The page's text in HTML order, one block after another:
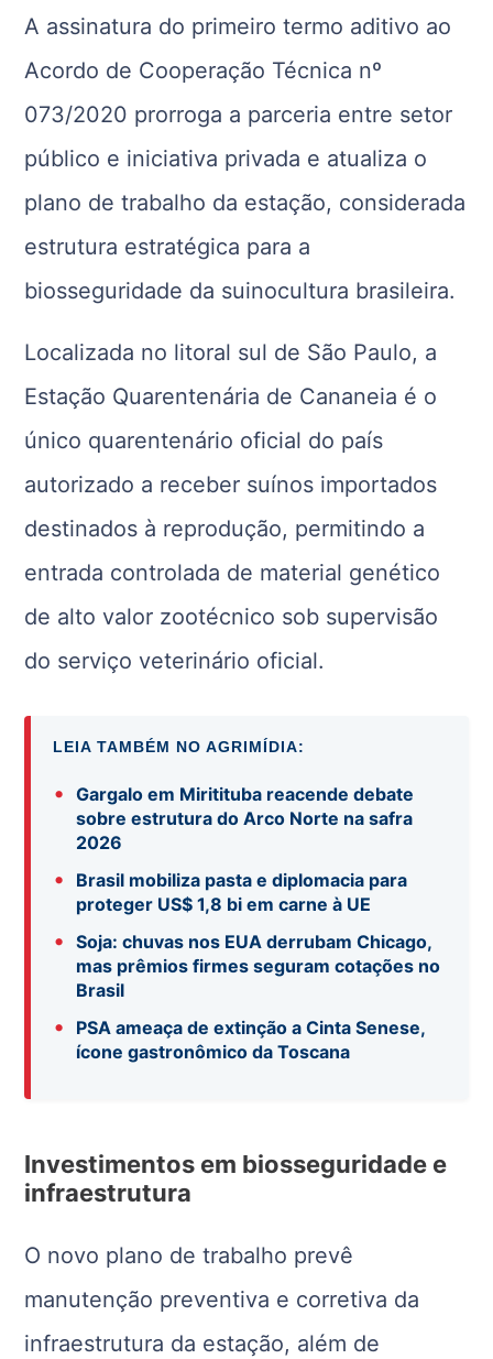
A assinatura do primeiro termo aditivo ao
Acordo de Cooperação Técnica nº
073/2020 prorroga a parceria entre setor
público e iniciativa privada e atualiza o
plano de trabalho da estação, considerada
estrutura estratégica para a
biosseguridade da suinocultura brasileira.
Localizada no litoral sul de São Paulo, a
Estação Quarentenária de Cananeia é o
único quarentenário oficial do país
autorizado a receber suínos importados
destinados à reprodução, permitindo a
entrada controlada de material genético
de alto valor zootécnico sob supervisão
do serviço veterinário oficial.
LEIA TAMBÉM NO AGRIMÍDIA:
•
Gargalo em Miritituba reacende debate
sobre estrutura do Arco Norte na safra
2026
•
Brasil mobiliza pasta e diplomacia para
proteger US$ 1,8 bi em carne à UE
•
Soja: chuvas nos EUA derrubam Chicago,
mas prêmios firmes seguram cotações no
Brasil
•
PSA ameaça de extinção a Cinta Senese,
ícone gastronômico da Toscana
Investimentos em biosseguridade e
infraestrutura
O novo plano de trabalho prevê
manutenção preventiva e corretiva da
infraestrutura da estação, além de